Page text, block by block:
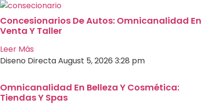
Concesionarios De Autos: Omnicanalidad En
Venta Y Taller
Leer Más
Diseno DirectaAugust 5, 2026 3:28 pm
Omnicanalidad En Belleza Y Cosmética:
Tiendas Y Spas